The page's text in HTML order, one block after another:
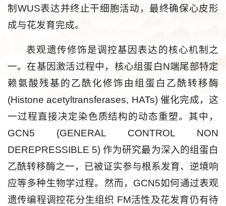
制WUS表达并终止干细胞活动，最终确保心皮形
成与花发育完成。
表观遗传修饰是调控基因表达的核心机制之
一。在基因激活过程中，核心组蛋白N端尾部特定
赖氨酸残基的乙酰化修饰由组蛋白乙酰转移酶
(Histone acetyltransferases, HATs) 催化完成，这
一过程直接决定染色质结构的动态重塑。其中，
GCN5 (GENERAL CONTROL NON
DEREPRESSIBLE 5) 作为研究最为深入的组蛋白
乙酰转移酶之一，已被证实参与根系发育、逆境响
应等多种生物学过程。然而，GCN5如何通过表观
遗传编程调控花分生组织 FM活性及花发育仍有待